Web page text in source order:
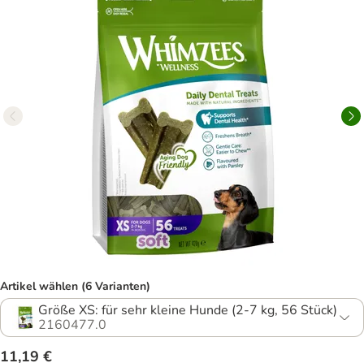
Artikel wählen (6 Varianten)
Größe XS: für sehr kleine Hunde (2-7 kg, 56 Stück)
2160477.0
11,19 €